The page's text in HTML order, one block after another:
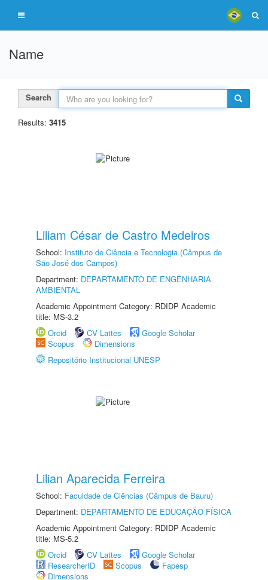
Name
Search
Results: 3415
Liliam César de Castro Medeiros
School: Instituto de Ciência e Tecnologia (Câmpus de
São José dos Campos)
Department: DEPARTAMENTO DE ENGENHARIA
AMBIENTAL
Academic Appointment Category: RDIDP Academic
title: MS-3.2
Orcid
CV Lattes
Google Scholar
Scopus
Dimensions
Repositório Institucional UNESP
Lilian Aparecida Ferreira
School: Faculdade de Ciências (Câmpus de Bauru)
Department: DEPARTAMENTO DE EDUCAÇÃO FÍSICA
Academic Appointment Category: RDIDP Academic
title: MS-5.2
Orcid
CV Lattes
Google Scholar
ResearcherID
Scopus
Fapesp
Dimensions